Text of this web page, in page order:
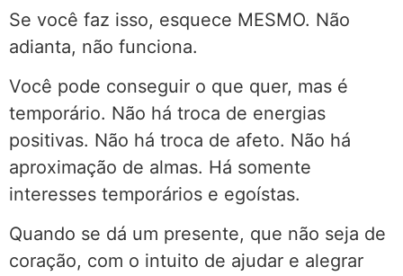
Se você faz isso, esquece MESMO. Não
adianta, não funciona.
Você pode conseguir o que quer, mas é
temporário. Não há troca de energias
positivas. Não há troca de afeto. Não há
aproximação de almas. Há somente
interesses temporários e egoístas.
Quando se dá um presente, que não seja de
coração, com o intuito de ajudar e alegrar